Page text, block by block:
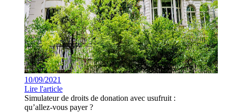
10/09/2021
Lire l'article
Simulateur de droits de donation avec usufruit :
qu’allez-vous payer ?